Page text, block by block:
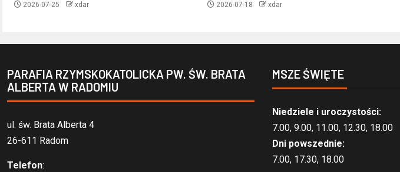
2026-07-25 xdar 2026-07-18 xdar
PARAFIA RZYMSKOKATOLICKA PW. ŚW. BRATA
ALBERTA W RADOMIU
ul. św. Brata Alberta 4
26-611 Radom
Telefon:
MSZE ŚWIĘTE
Niedziele i uroczystości:
7.00, 9.00, 11.00, 12.30, 18.00
Dni powszednie:
7.00, 17.30, 18.00